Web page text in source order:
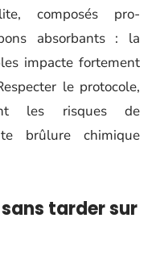
composés pro-
absorbants : la
impacte fortement
le protocole,
les risques de
brûlure chimique
tarder sur